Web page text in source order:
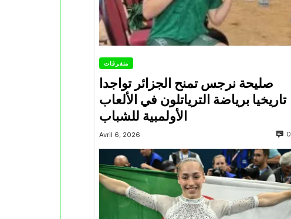
متفرقات
صليحة نرجس تمنح الجزائر تواجدا
تاريخيا برياضة الترياتلون في الألعاب
الأولمبية للشباب
Avril 6, 2026 0